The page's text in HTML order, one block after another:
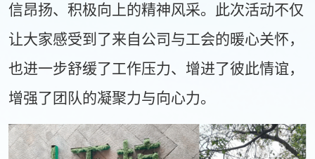
信昂扬、积极向上的精神风采。 此次活动不仅
让大家感受到了来自公司与工会的暖心关怀，
也进一步舒缓了工作压力、增进了彼此情谊，
增强了团队的凝聚力与向心力。